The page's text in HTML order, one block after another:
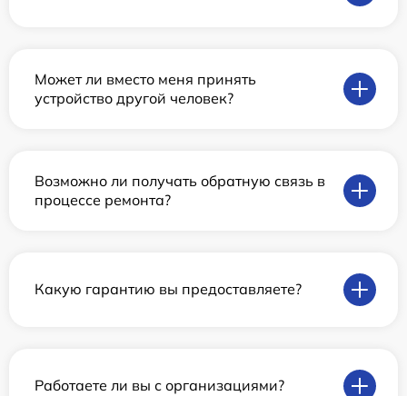
Может ли вместо меня принять
устройство другой человек?
Возможно ли получать обратную связь в
процессе ремонта?
Какую гарантию вы предоставляете?
Работаете ли вы с организациями?